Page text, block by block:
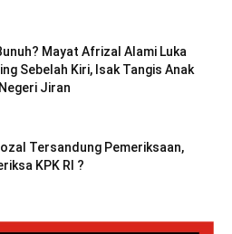
Mayat Afrizal Alami Luka
Sebelah Kiri, Isak Tangis Anak
Jiran
Tersandung Pemeriksaan,
KPK RI ?